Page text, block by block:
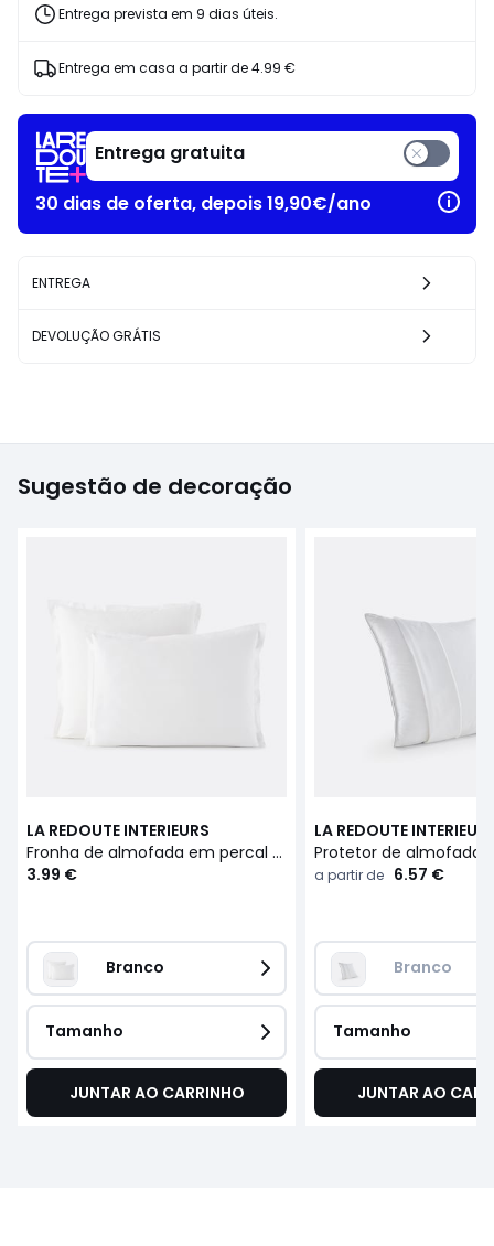
de
aplicado.
e
Entrega prevista em 9 dias úteis.
Entrega em casa a partir de4.99 €
Entrega gratuita
30 dias de oferta, depois 19,90€/ano
ENTREGA
DEVOLUÇÃO GRÁTIS
Sugestão de decoração
LA REDOUTE INTERIEURS
Fronha de almofada em percal de algodão, 200 fios, Scenario
3.99 €
Branco
Tamanho
JUNTAR AO CARRINHO
LA REDOUTE
a partir de 6.57 €
Branco
Tamanho
JUNTAR AO